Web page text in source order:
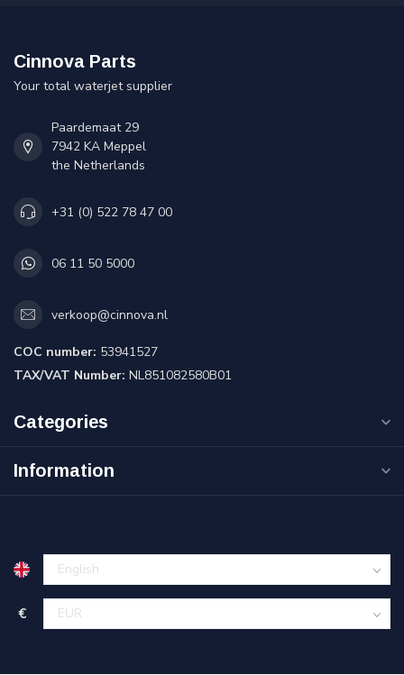
Cinnova Parts
Your total waterjet supplier
Paardemaat 29
7942 KA Meppel
the Netherlands
+31 (0) 522 78 47 00
06 11 50 5000
verkoop@cinnova.nl
COC number: 53941527
TAX/VAT Number: NL851082580B01
Categories
Information
€